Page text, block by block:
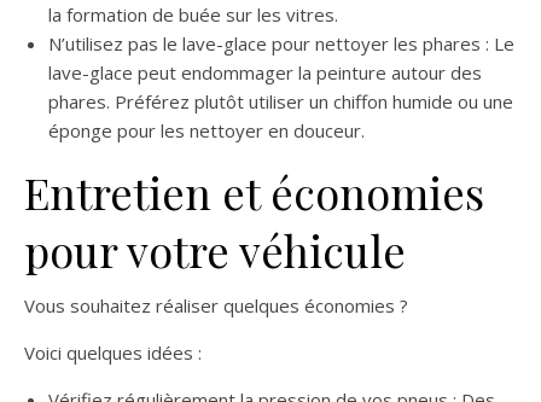
la formation de buée sur les vitres.
N’utilisez pas le lave-glace pour nettoyer les phares : Le
lave-glace peut endommager la peinture autour des
phares. Préférez plutôt utiliser un chiffon humide ou une
éponge pour les nettoyer en douceur.
Entretien et économies
pour votre véhicule
Vous souhaitez réaliser quelques économies ?
Voici quelques idées :